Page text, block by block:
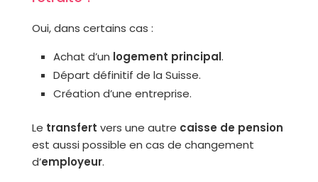
Oui, dans certains cas :
Achat d’un logement principal.
Départ définitif de la Suisse.
Création d’une entreprise.
Le transfert vers une autre caisse de pension
est aussi possible en cas de changement
d’employeur.